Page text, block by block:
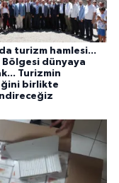
turizm hamlesi...
Bölgesi dünyaya
Turizmin
birlikte